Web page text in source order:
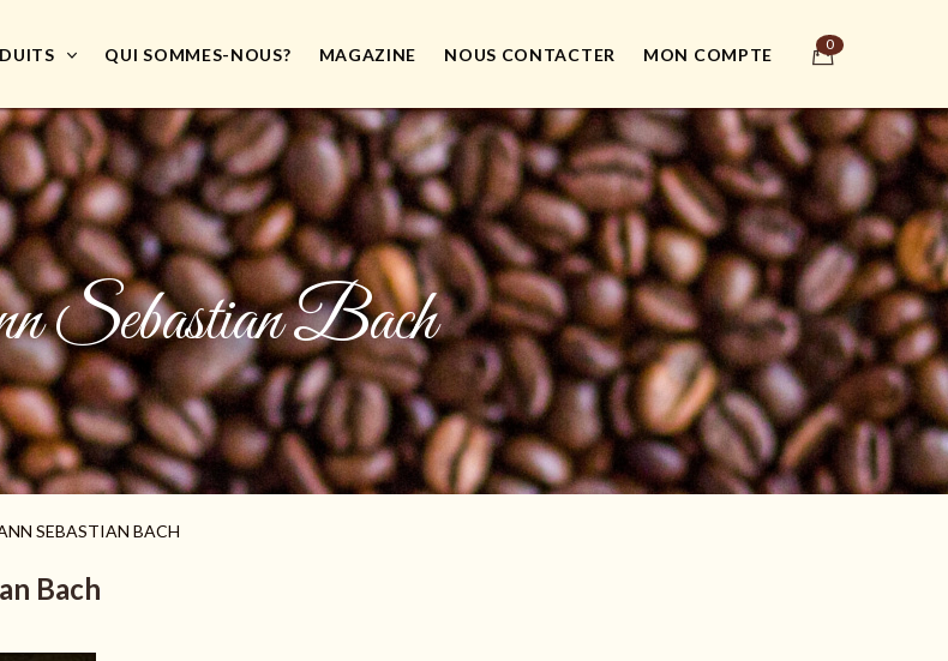
QUI SOMMES-NOUS? MAGAZINE NOUS CONTACTER MON COMPTE
Sebastian Bach
SEBASTIAN BACH
Bach